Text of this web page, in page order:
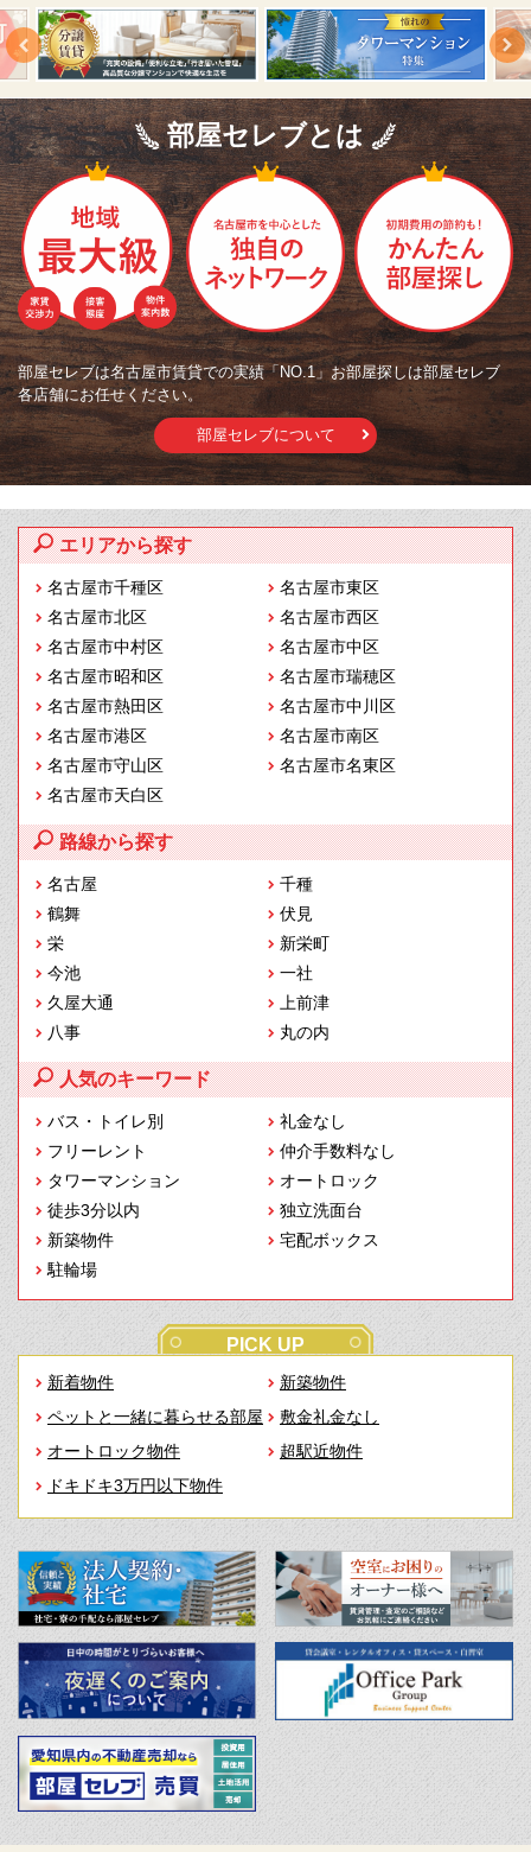
部屋セレブとは
部屋セレブは名古屋市賃貸での実績「NO.1」お部屋探しは部屋セレブ
各店舗にお任せください。
部屋セレブについて
エリアから探す
名古屋市千種区
名古屋市東区
名古屋市北区
名古屋市西区
名古屋市中村区
名古屋市中区
名古屋市昭和区
名古屋市瑞穂区
名古屋市熱田区
名古屋市中川区
名古屋市港区
名古屋市南区
名古屋市守山区
名古屋市名東区
名古屋市天白区
路線から探す
名古屋
千種
鶴舞
伏見
栄
新栄町
今池
一社
久屋大通
上前津
八事
丸の内
人気のキーワード
バス・トイレ別
礼金なし
フリーレント
仲介手数料なし
タワーマンション
オートロック
徒歩3分以内
独立洗面台
新築物件
宅配ボックス
駐輪場
PICK UP
新着物件
新築物件
ペットと一緒に暮らせる部屋
敷金礼金なし
オートロック物件
超駅近物件
ドキドキ3万円以下物件